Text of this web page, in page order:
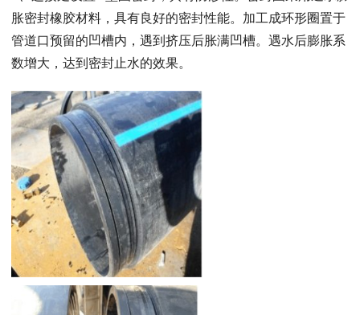
胀密封橡胶材料，具有良好的密封性能。加工成环形圈置于
管道口预留的凹槽内，遇到挤压后胀满凹槽。遇水后膨胀系
数增大，达到密封止水的效果。